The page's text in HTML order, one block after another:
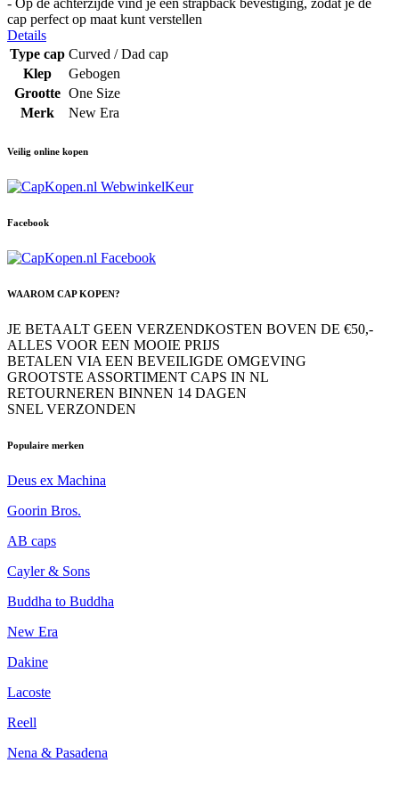
- Op de achterzijde vind je een strapback bevestiging, zodat je de
cap perfect op maat kunt verstellen
Details
Type cap Curved / Dad cap
Klep
Gebogen
Grootte One Size
Merk
New Era
Veilig online kopen
Facebook
WAAROM CAP KOPEN?
JE BETAALT GEEN VERZENDKOSTEN BOVEN DE €50,-
ALLES VOOR EEN MOOIE PRIJS
BETALEN VIA EEN BEVEILIGDE OMGEVING
GROOTSTE ASSORTIMENT CAPS IN NL
RETOURNEREN BINNEN 14 DAGEN
SNEL VERZONDEN
Populaire merken
Deus ex Machina
Goorin Bros.
AB caps
Cayler & Sons
Buddha to Buddha
New Era
Dakine
Lacoste
Reell
Nena & Pasadena